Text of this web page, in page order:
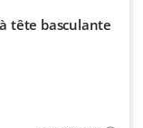
tête basculante